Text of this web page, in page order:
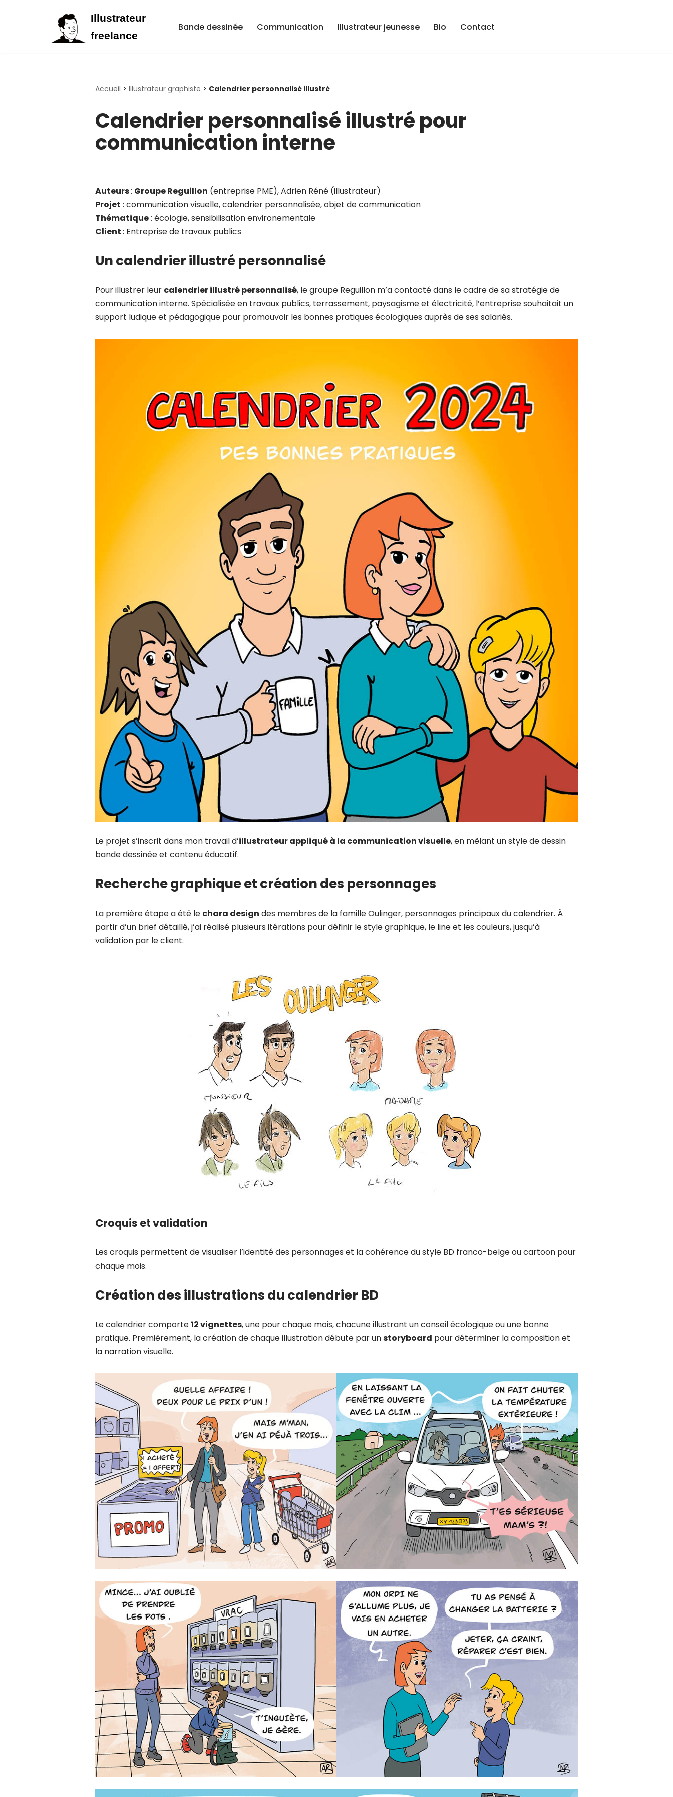
Illustrateur
freelance
Bande dessinée Communication Illustrateur jeunesse Bio Contact
Accueil > Illustrateur graphiste > Calendrier personnalisé illustré
Calendrier personnalisé illustré pour
communication interne
Auteurs: Groupe Reguillon (entreprise PME), Adrien Réné (illustrateur)
Projet : communication visuelle, calendrier personnalisée, objet de communication
Thématique: écologie, sensibilisation environementale
Client: Entreprise de travaux publics
Un calendrier illustré personnalisé
Pour illustrer leur calendrier illustré personnalisé, le groupe Reguillon m’a contacté dans le cadre de sa stratégie de
communication interne. Spécialisée en travaux publics, terrassement, paysagisme et électricité, l’entreprise souhaitait un
support ludique et pédagogique pour promouvoir les bonnes pratiques écologiques auprès de ses salariés.
Le projet s’inscrit dans mon travail d’illustrateur appliqué à la communication visuelle, en mêlant un style de dessin
bande dessinée et contenu éducatif.
Recherche graphique et création des personnages
La première étape a été le chara design des membres de la famille Oulinger, personnages principaux du calendrier. À
partir d’un brief détaillé, j’ai réalisé plusieurs itérations pour définir le style graphique, le line et les couleurs, jusqu’à
validation par le client.
Croquis et validation
Les croquis permettent de visualiser l’identité des personnages et la cohérence du style BD franco-belge ou cartoon pour
chaque mois.
Création des illustrations du calendrier BD
Le calendrier comporte12 vignettes, une pour chaque mois, chacune illustrant un conseil écologique ou une bonne
pratique. Premièrement, la création de chaque illustration débute par unstoryboard pour déterminer la composition et
la narration visuelle.